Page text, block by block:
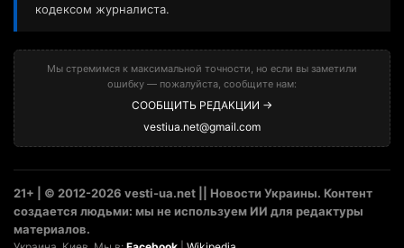
кодексом журналиста.
Мы стремимся к максимальной точности, но если вы заметили
ошибку — пожалуйста, сообщите нам:
СООБЩИТЬ РЕДАКЦИИ →
vestiua.net@gmail.com
21+ | © 2012-2026 vesti-ua.net || Новости Украины. Контент
создается людьми: мы не используем ИИ для редактуры
материалов.